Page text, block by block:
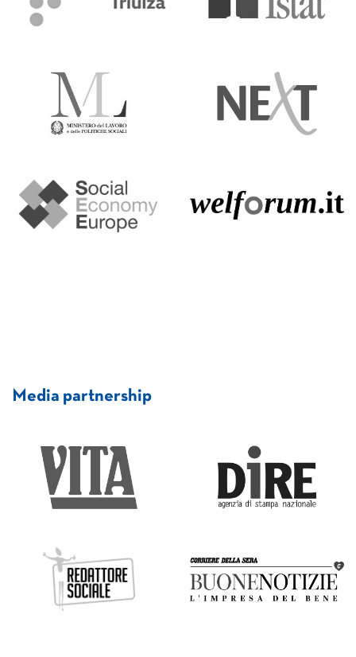
Media partnership